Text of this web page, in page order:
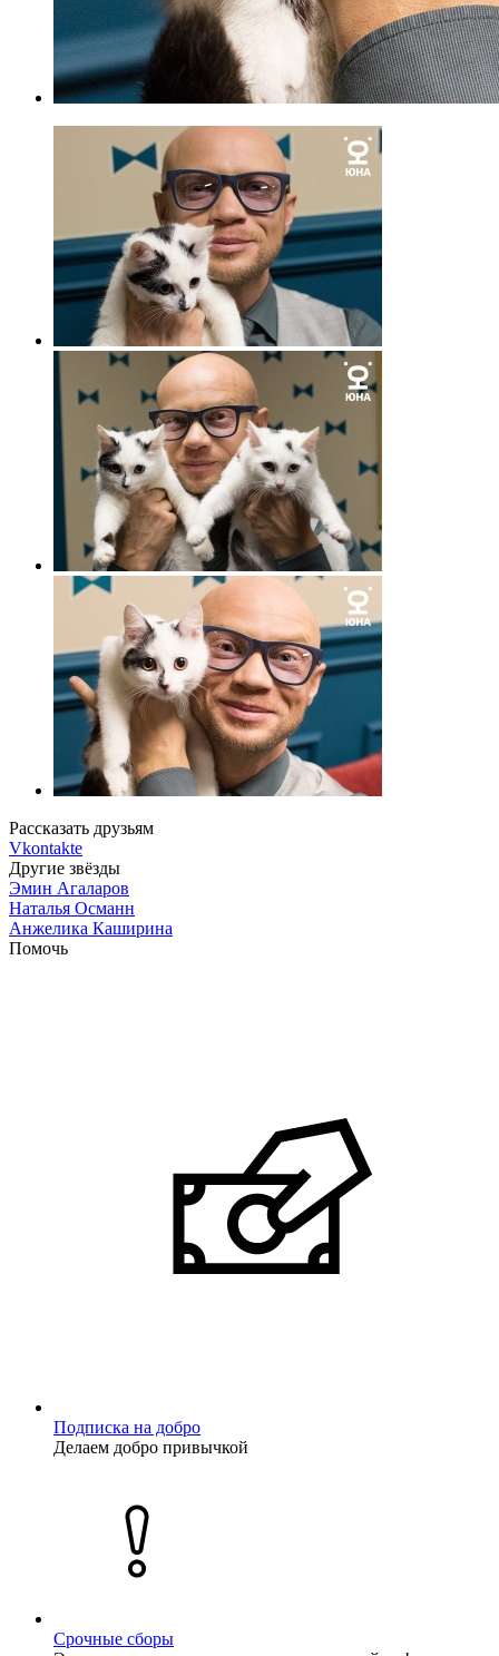
Рассказать друзьям
Vkontakte
Другие звёзды
Эмин Агаларов
Наталья Османн
Анжелика Каширина
Помочь
Подписка на добро
Делаем добро привычкой
Срочные сборы